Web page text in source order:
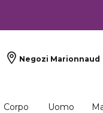
Negozi Marionnaud
Corpo Uomo